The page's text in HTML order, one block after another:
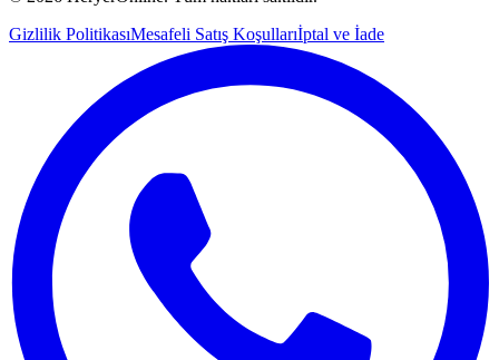
Gizlilik PolitikasıMesafeli Satış Koşullarıİptal ve İade